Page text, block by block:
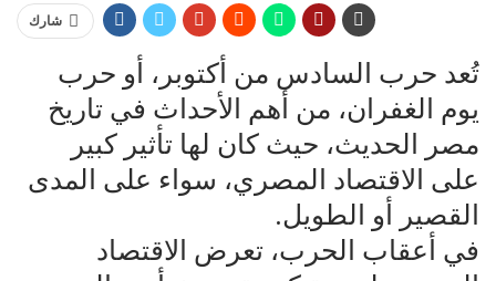
شارك
تُعد حرب السادس من أكتوبر، أو حرب
يوم الغفران، من أهم الأحداث في تاريخ
مصر الحديث، حيث كان لها تأثير كبير
على الاقتصاد المصري، سواء على المدى
القصير أو الطويل.
في أعقاب الحرب، تعرض الاقتصاد